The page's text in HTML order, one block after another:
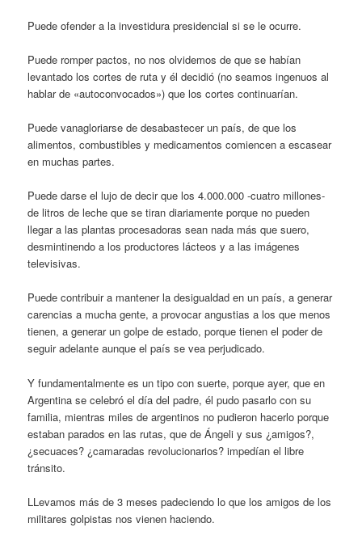
Puede ofender a la investidura presidencial si se le ocurre.
Puede romper pactos, no nos olvidemos de que se habían
levantado los cortes de ruta y él decidió (no seamos ingenuos al
hablar de «autoconvocados») que los cortes continuarían.
Puede vanagloriarse de desabastecer un país, de que los
alimentos, combustibles y medicamentos comiencen a escasear
en muchas partes.
Puede darse el lujo de decir que los 4.000.000 -cuatro millones-
de litros de leche que se tiran diariamente porque no pueden
llegar a las plantas procesadoras sean nada más que suero,
desmintinendo a los productores lácteos y a las imágenes
televisivas.
Puede contribuir a mantener la desigualdad en un país, a generar
carencias a mucha gente, a provocar angustias a los que menos
tienen, a generar un golpe de estado, porque tienen el poder de
seguir adelante aunque el país se vea perjudicado.
Y fundamentalmente es un tipo con suerte, porque ayer, que en
Argentina se celebró el día del padre, él pudo pasarlo con su
familia, mientras miles de argentinos no pudieron hacerlo porque
estaban parados en las rutas, que de Ángeli y sus ¿amigos?,
¿secuaces? ¿camaradas revolucionarios? impedían el libre
tránsito.
LLevamos más de 3 meses padeciendo lo que los amigos de los
militares golpistas nos vienen haciendo.